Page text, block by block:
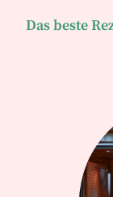
Das beste